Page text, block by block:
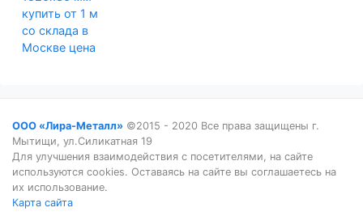
купить от 1 м
со склада в
Москве цена
ООО «Лира-Металл» ©2015 - 2020 Все права защищены г.
Мытищи, ул.Силикатная 19
Для улучшения взаимодействия с посетителями, на сайте
используются cookies. Оставаясь на сайте вы соглашаетесь на
их использование.
Карта сайта